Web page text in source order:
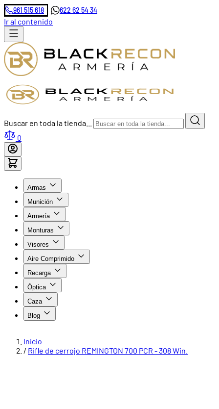
961 515 618 622 62 54 34
Ir al contenido
Buscar en toda la tienda...
0
Armas
Munición
Armería
Monturas
Visores
Aire Comprimido
Recarga
Óptica
Caza
Blog
Inicio
/ Rifle de cerrojo REMINGTON 700 PCR - 308 Win.